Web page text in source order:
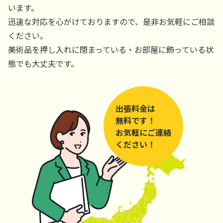
います。
迅速な対応を心がけておりますので、是非お気軽にご相談
ください。
美術品を押し入れに閉まっている・お部屋に飾っている状
態でも大丈夫です。
出張料金は
無料です！
お気軽にご連絡
ください！